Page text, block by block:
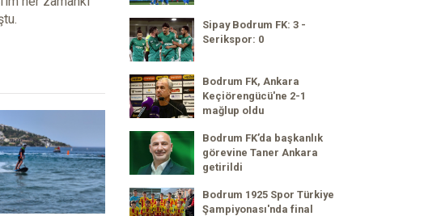
Sipay Bodrum FK: 3 -
Serikspor: 0
Bodrum FK, Ankara
Keçiörengücü'ne 2-1
mağlup oldu
Bodrum FK’da başkanlık
görevine Taner Ankara
getirildi
Bodrum 1925 Spor Türkiye
Şampiyonası'nda final